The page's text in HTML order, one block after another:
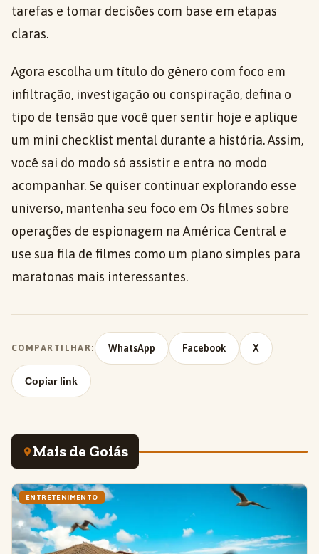
tarefas e tomar decisões com base em etapas
claras.
Agora escolha um título do gênero com foco em
infiltração, investigação ou conspiração, defina o
tipo de tensão que você quer sentir hoje e aplique
um mini checklist mental durante a história. Assim,
você sai do modo só assistir e entra no modo
acompanhar. Se quiser continuar explorando esse
universo, mantenha seu foco em Os filmes sobre
operações de espionagem na América Central e
use sua fila de filmes como um plano simples para
maratonas mais interessantes.
COMPARTILHAR: WhatsApp Facebook X
Copiar link
Mais de Goiás
ENTRETENIMENTO